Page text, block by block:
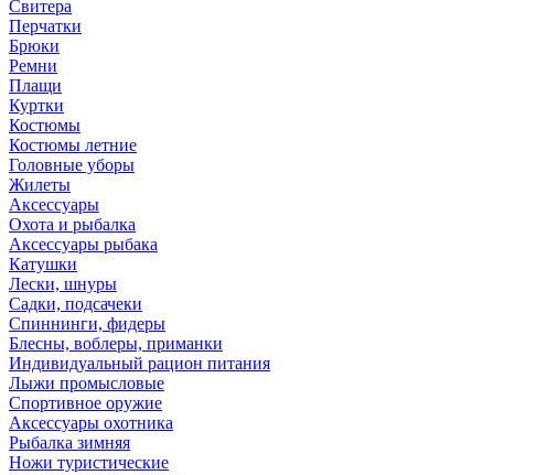
Свитера
Перчатки
Брюки
Ремни
Плащи
Куртки
Костюмы
Костюмы летние
Головные уборы
Жилеты
Аксессуары
Охота и рыбалка
Аксессуары рыбака
Катушки
Лески, шнуры
Садки, подсачеки
Спиннинги, фидеры
Блесны, воблеры, приманки
Индивидуальный рацион питания
Лыжи промысловые
Спортивное оружие
Аксессуары охотника
Рыбалка зимняя
Ножи туристические